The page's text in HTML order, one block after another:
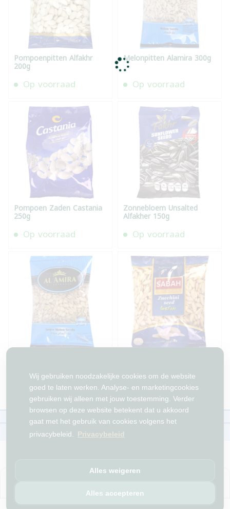
Wij gebruiken noodzakelijke cookies om de website
goed te laten werken. Analyse- en marketingcookies
gebruiken wij alleen met jouw toestemming. Verder
browsen op deze website betekent dat u akkoord
gaat met het gebruik van cookies volgens het
privacybeleid. Privacybeleid
Alles weigeren
Alles accepteren
Pompoenpitten Alfakhr
200g
Op voorraad
Melonpitten Alamira 300g
Op voorraad
Pompoen Zaden Castania
250g
Op voorraad
Zonnebloem Unsalted
Alfakher 150g
Op voorraad
Op voorraad Op voorraad
Contact Beleid
auteursrechten©Tawfeer 2018-2026